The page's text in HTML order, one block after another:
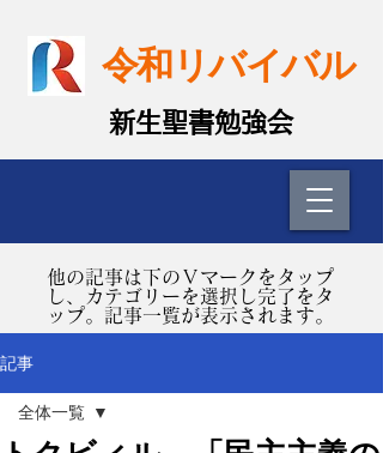
令和リバイバル
​新生聖書勉強会
​他の記事は下のＶマークをタップ
し、カテゴリーを選択し完了をタ
ップ。記事一覧が表示されます。
記事
全体一覧